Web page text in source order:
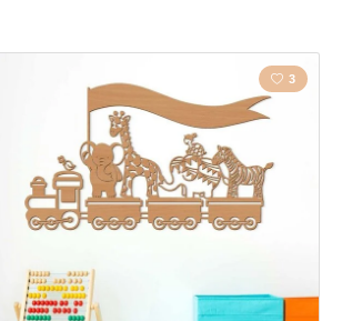
Copac
Spațiu
3